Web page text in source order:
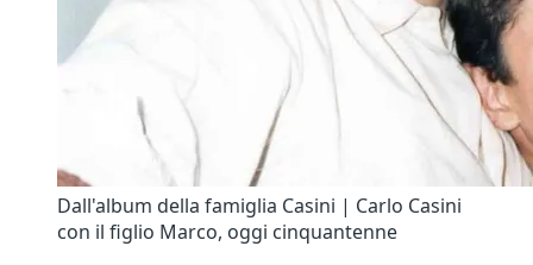
Dall'album della famiglia Casini | Carlo Casini
con il figlio Marco, oggi cinquantenne